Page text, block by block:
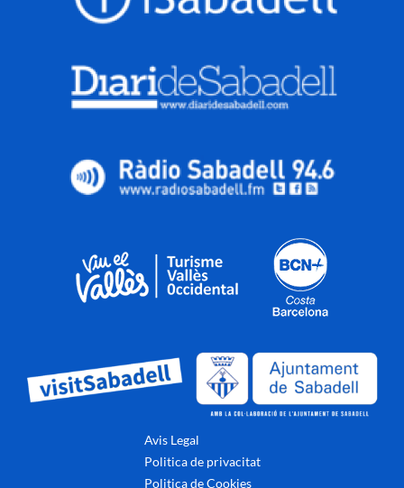
Avis Legal
Politica de privacitat
Politica de Cookies